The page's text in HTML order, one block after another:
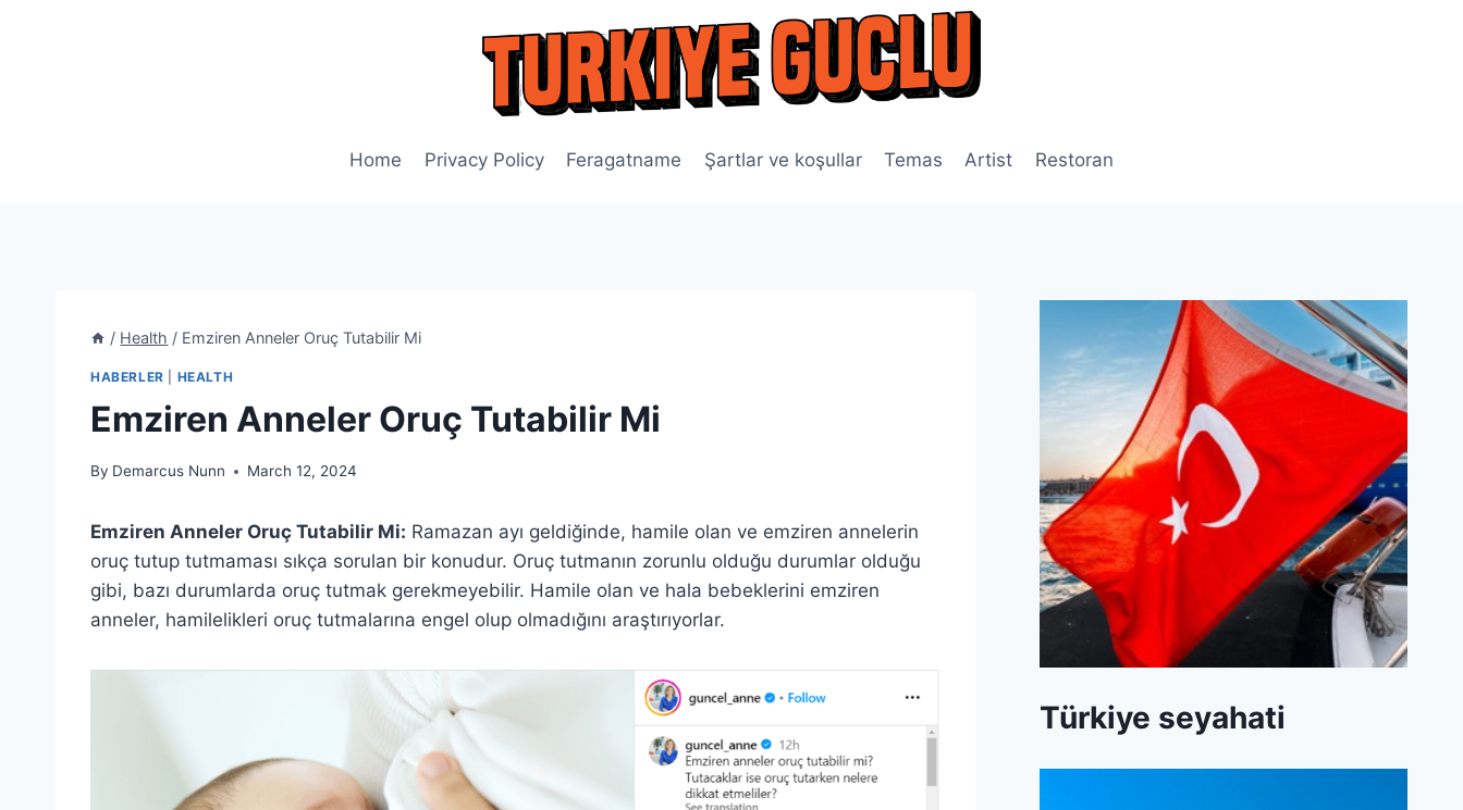
Home Privacy Policy Feragatname Şartlar ve koşullar Temas Artist Restoran
/ Health / Emziren Anneler Oruç Tutabilir Mi
HABERLER HEALTH
Emziren Anneler Oruç Tutabilir Mi
By Demarcus Nunn March 12, 2024
Emziren Anneler Oruç Tutabilir Mi: Ramazan ayı geldiğinde, hamile olan ve emziren annelerin
oruç tutup tutmaması sıkça sorulan bir konudur. Oruç tutmanın zorunlu olduğu durumlar olduğu
gibi, bazı durumlarda oruç tutmak gerekmeyebilir. Hamile olan ve hala bebeklerini emziren
anneler, hamilelikleri oruç tutmalarına engel olup olmadığını araştırıyorlar.
Türkiye seyahati